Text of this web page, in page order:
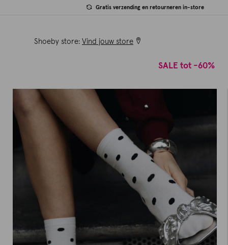
Gratis verzending en retourneren in-store
Shoeby store: Vind jouw store
SALE tot -60%